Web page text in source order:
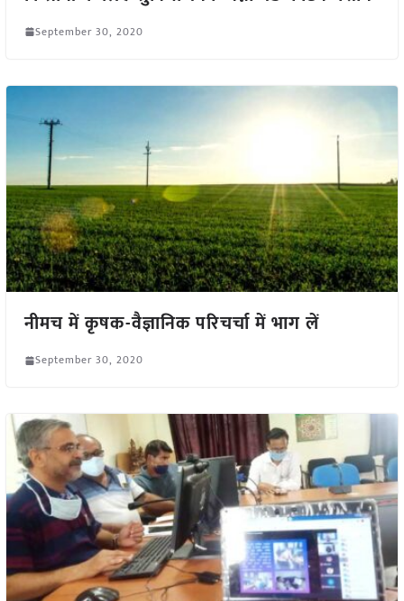
September 30, 2020
नीमच में कृषक-वैज्ञानिक परिचर्चा में भाग लें
September 30, 2020